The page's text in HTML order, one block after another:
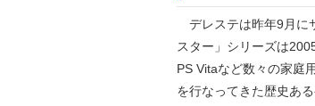
デレステは昨年9月に
スター」シリーズは
PS Vitaなど数々の家庭
を行なってきた歴史ある